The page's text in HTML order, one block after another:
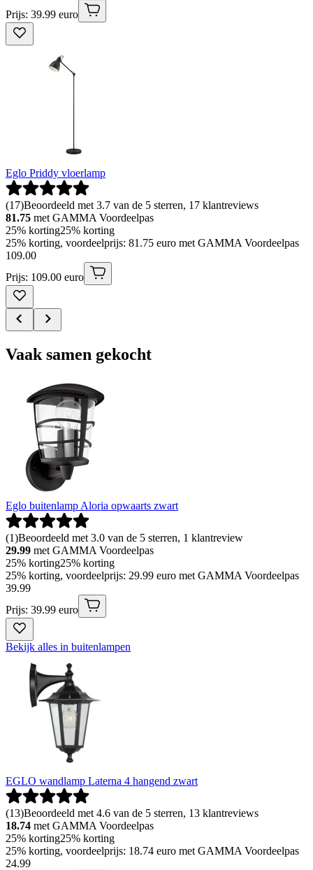
Prijs: 39.99 euro
Eglo Priddy vloerlamp
(17)Beoordeeld met 3.7 van de 5 sterren, 17 klantreviews
81.75 met GAMMA Voordeelpas
25% korting25% korting
25% korting, voordeelprijs: 81.75 euro met GAMMA Voordeelpas
109.00
Prijs: 109.00 euro
Vaak samen gekocht
Eglo buitenlamp Aloria opwaarts zwart
(1)Beoordeeld met 3.0 van de 5 sterren, 1 klantreview
29.99 met GAMMA Voordeelpas
25% korting25% korting
25% korting, voordeelprijs: 29.99 euro met GAMMA Voordeelpas
39.99
Prijs: 39.99 euro
Bekijk alles in buitenlampen
EGLO wandlamp Laterna 4 hangend zwart
(13)Beoordeeld met 4.6 van de 5 sterren, 13 klantreviews
18.74 met GAMMA Voordeelpas
25% korting25% korting
25% korting, voordeelprijs: 18.74 euro met GAMMA Voordeelpas
24.99